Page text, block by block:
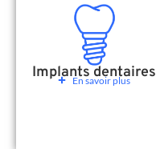
Implants dentaires
En savoir plus